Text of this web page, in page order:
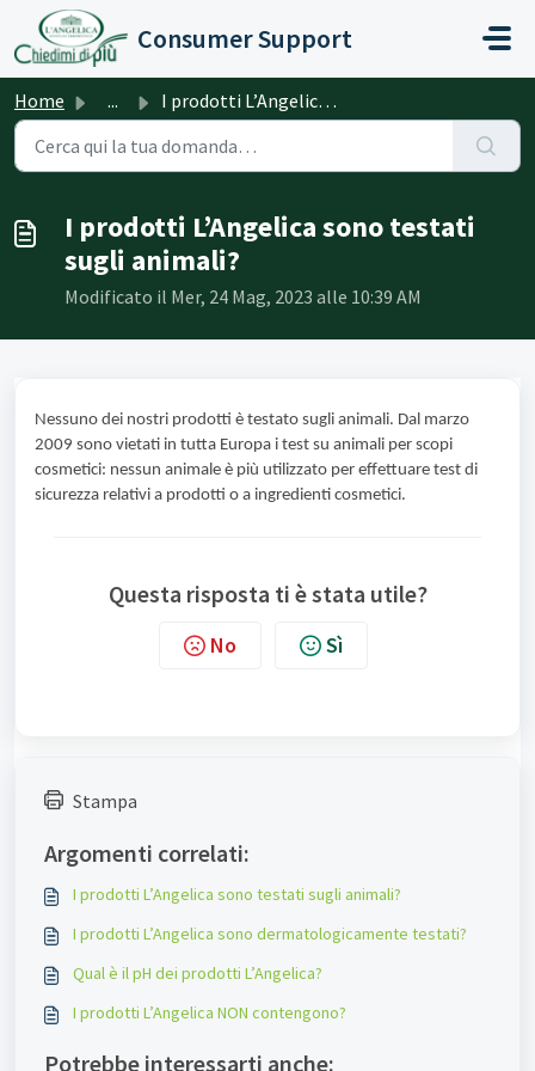
Salta al contenuto principale
Consumer Support
Home ... I prodotti L’Angelica sono testati sugli animali?
I prodotti L’Angelica sono testati
sugli animali?
Modificato il Mer, 24 Mag, 2023 alle 10:39 AM
Nessuno dei nostri prodotti è testato sugli animali. Dal marzo
2009 sono vietati in tutta Europa i test su animali per scopi
cosmetici: nessun animale è più utilizzato per effettuare test di
sicurezza relativi a prodotti o a ingredienti cosmetici.
Questa risposta ti è stata utile?
No Sì
Stampa
Argomenti correlati:
I prodotti L’Angelica sono testati sugli animali?
I prodotti L’Angelica sono dermatologicamente testati?
Qual è il pH dei prodotti L’Angelica?
I prodotti L’Angelica NON contengono?
Potrebbe interessarti anche: